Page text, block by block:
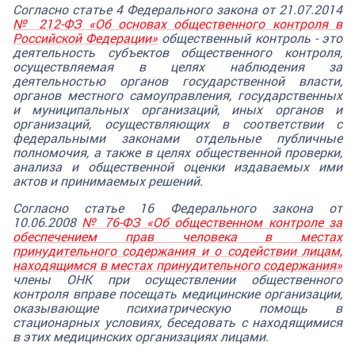
Согласно статье 4 Федерального закона от 21.07.2014
№ 212-ФЗ «Об основах общественного контроля в
Российской Федерации» общественный контроль - это
деятельность субъектов общественного контроля,
осуществляемая в целях наблюдения за
деятельностью органов государственной власти,
органов местного самоуправления, государственных
и муниципальных организаций, иных органов и
организаций, осуществляющих в соответствии с
федеральными законами отдельные публичные
полномочия, а также в целях общественной проверки,
анализа и общественной оценки издаваемых ими
актов и принимаемых решений.
Согласно статье 16 Федерального закона от
10.06.2008 № 76-ФЗ «Об общественном контроле за
обеспечением прав человека в местах
принудительного содержания и о содействии лицам,
находящимся в местах принудительного содержания»
члены ОНК при осуществлении общественного
контроля вправе посещать медицинские организации,
оказывающие психиатрическую помощь в
стационарных условиях, беседовать с находящимися
в этих медицинских организациях лицами.